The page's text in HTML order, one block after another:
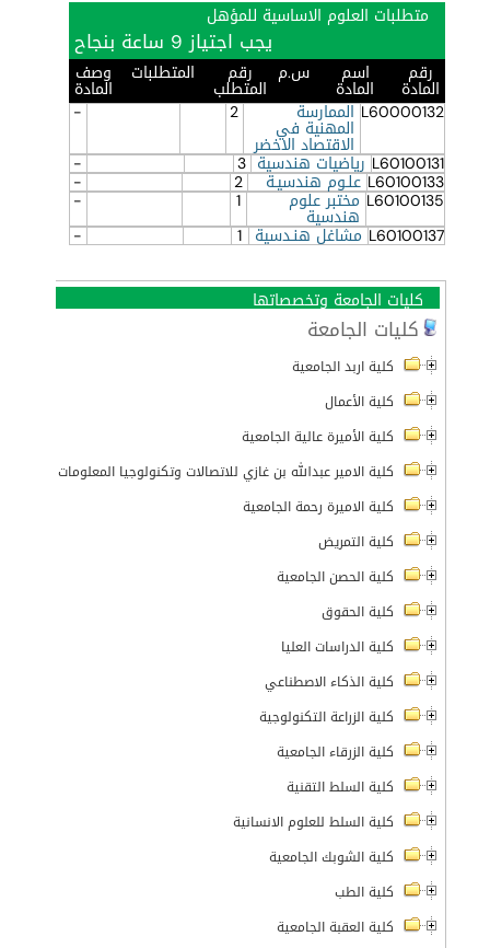
متطلبات العلوم الاساسية للمؤهل
يجب اجتياز 9 ساعة بنجاح
رقم
المادة
اسم
المادة
س.م رقم
المتطلب
المتطلبات وصف
المادة
L60000132 الممارسة
المهنية في
الاقتصاد الاخضر
2
-
L60100131 رياضيات هندسية 3
-
L60100133 علـوم هندسيـة 2
-
L60100135 مختبر علوم
هندسية
1
-
L60100137 مشاغل هنـدسية 1
-
كليات الجامعة وتخصصاتها
كليات الجامعة
كلية اربد الجامعية
كلية الأعمال
كلية الأميرة عالية الجامعية
كلية الامير عبدالله بن غازي للاتصالات وتكنولوجيا المعلومات
كلية الاميرة رحمة الجامعية
كلية التمريض
كلية الحصن الجامعية
كلية الحقوق
كلية الدراسات العليا
كلية الذكاء الاصطناعي
كلية الزراعة التكنولوجية
كلية الزرقاء الجامعية
كلية السلط التقنية
كلية السلط للعلوم الانسانية
كلية الشوبك الجامعية
كلية الطب
كلية العقبة الجامعية